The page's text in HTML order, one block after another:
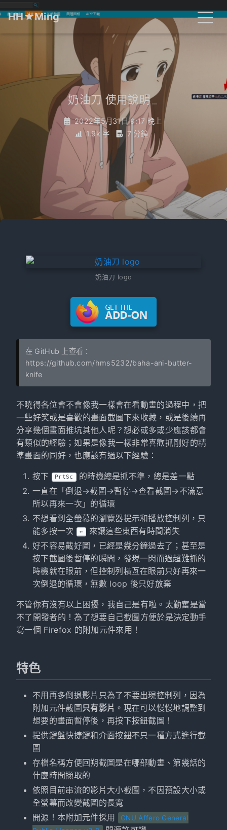
HH★Ming
奶油刀 使用說明_
2022年5月31日 9:17 晚上
1.9k 字
7 分鐘
奶油刀 logo
在 GitHub 上查看：
https://github.com/hms5232/baha-ani-butter-
knife
不曉得各位會不會像我一樣會在看動畫的過程中，把
一些好笑或是喜歡的畫面截圖下來收藏，或是後續再
分享幾個畫面推坑其他人呢？想必或多或少應該都會
有類似的經驗；如果是像我一樣非常喜歡抓剛好的精
準畫面的同好，也應該有過以下經驗：
按下 PrtSc 的時機總是抓不準，總是差一點
一直在「倒退→截圖→暫停→查看截圖→不滿意
所以再來一次」的循環
不想看到全螢幕的瀏覽器提示和播放控制列，只
能多按一次
←
來讓這些東西有時間消失
好不容易截好圖，已經是幾分鐘過去了；甚至是
按下截圖後暫停的瞬間，發現一閃而過超難抓的
時機就在眼前，但控制列橫亙在眼前只好再來一
次倒退的循環，無數 loop 後只好放棄
不管你有沒有以上困擾，我自己是有啦。太勤奮是當
不了開發者的！為了想要自己截圖方便於是決定動手
寫一個 Firefox 的附加元件來用！
特色
不用再多倒退影片只為了不要出現控制列，因為
附加元件截圖只有影片 。現在可以慢慢地調整到
想要的畫面暫停後，再按下按鈕截圖！
提供鍵盤快捷鍵和介面按鈕不只一種方式進行截
圖
存檔名稱方便回朔截圖是在哪部動畫、第幾話的
什麼時間擷取的
依照目前串流的影片大小截圖，不因預設大小或
全螢幕而改變截圖的長寬
開源！本附加元件採用
GNU Affero General